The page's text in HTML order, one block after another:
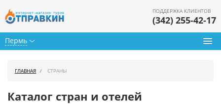
Пермь
ПОДДЕРЖКА КЛИЕНТОВ
(342) 255-42-17
ГЛАВНАЯ СТРАНЫ
Каталог стран и отелей